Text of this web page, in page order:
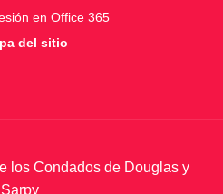
en Office 365
del sitio
los Condados de Douglas y
Sarpy